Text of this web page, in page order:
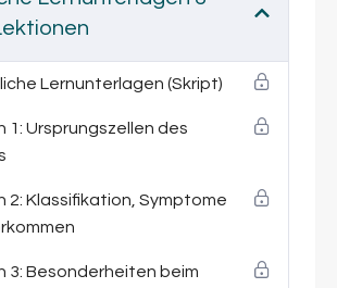
bis hin zu palliativen Ansätzen.
besonderen Wert auf eine
von Prognose,
und Lebensqualität.
dieser Kurs geeignet?
gerade frisch gestellt
dich vorbereitend informieren
praktische Orientierung und
Lernunterlagen (Skript)
1: Ursprungszellen des
2: Klassifikation, Symptome
3: Besonderheiten beim